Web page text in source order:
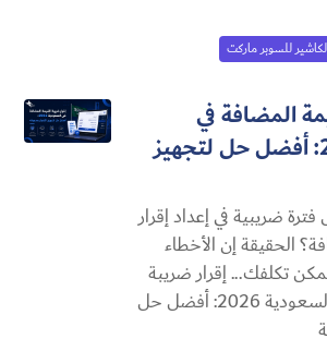
للسوبر ماركت
المضافة في
السعودية 2026: أفضل حل لتجهيز
ضريبية في إعداد إقرار
الحقيقة إن الأخطاء
تكلفك... إقرار ضريبة
القيمة المضافة في السعودية 2026: أفضل حل